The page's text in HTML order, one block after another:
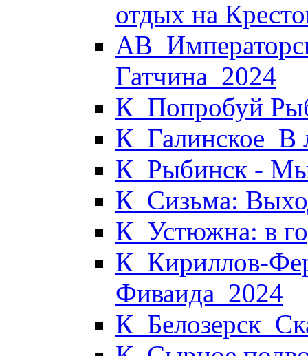
отдых на
Гатчина_2024
К_Попробуй
К_Галинское_В
К_Рыбинск -
К_Сизьма:
К_Устюжна: в
К_Кириллов-
Фиваида_2024